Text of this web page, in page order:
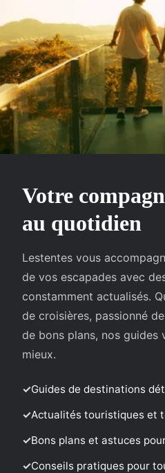
Votre
au quotidien
Lestentes vous
de vos escapades avec
constamment actualisés.
de croisières, passionné
de bons plans, nos guides
mieux.
Guides de destinations
Actualités touristiques et
Bons plans et astuces
Conseils pratiques pour